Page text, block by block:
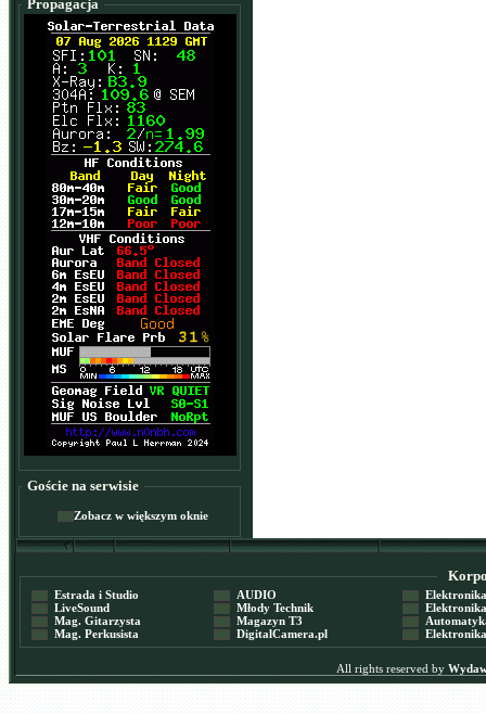
Propagacja
Goście na serwisie
Zobacz w większym oknie
Estrada i Studio
LiveSound
Mag. Gitarzysta
Mag. Perkusista
AUDIO
Młody Technik
Magazyn T3
DigitalCamera.pl
Elektronika
Elektronika
Automatyka
Elektronika
All rights reserved by